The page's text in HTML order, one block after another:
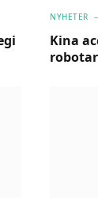
NYHETER
Kina
robotar